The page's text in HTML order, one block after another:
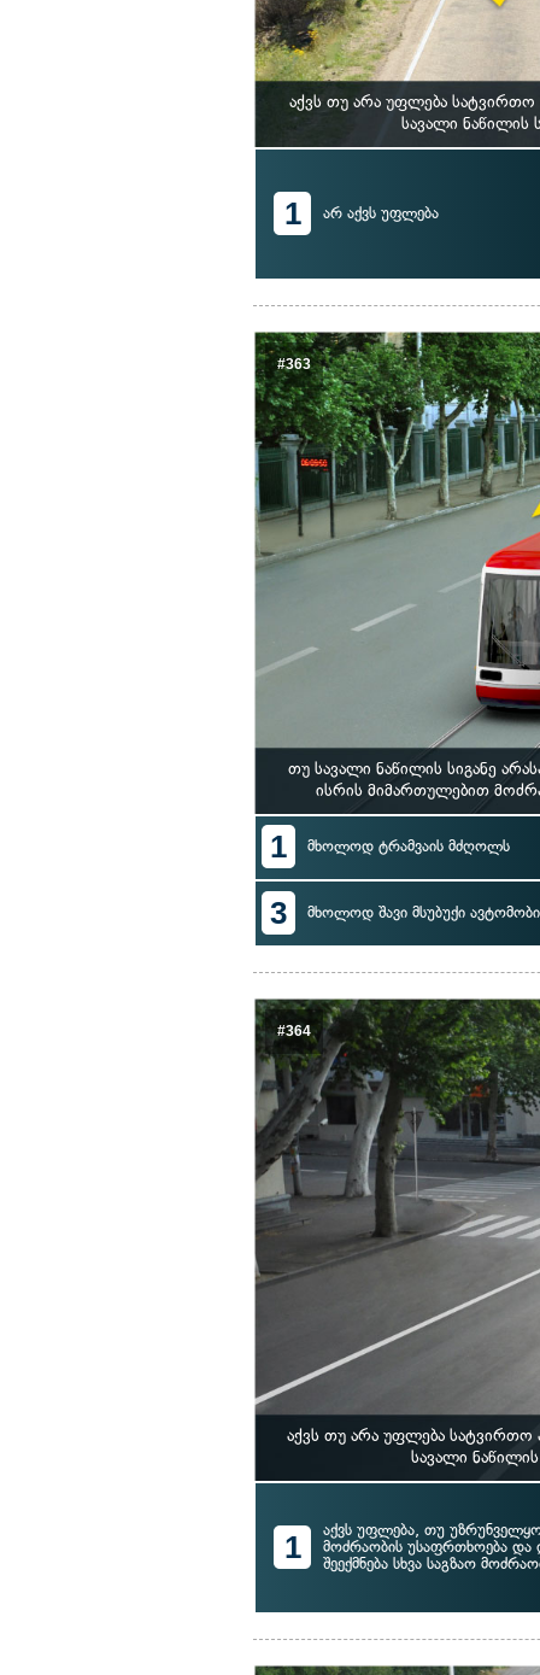
აქვს თუ არა უფლება
სავალი ნაწილის
1 არ აქვს უფლება
#363
თუ სავალი ნაწილის სიგანე
ისრის მიმართულებით
1 მხოლოდ ტრამვაის მძღოლს
3 მხოლოდ შავი მსუბუქი
#364
აქვს თუ არა უფლება
სავალი
1
აქვს უფლება, თუ
მოძრაობის უსაფრთხოება
შეექმნება სხვა საგზაო